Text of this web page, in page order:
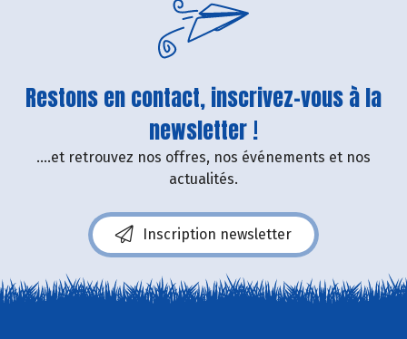
Restons en contact, inscrivez-vous à la
newsletter !
....et retrouvez nos offres, nos événements et nos
actualités.
Inscription newsletter